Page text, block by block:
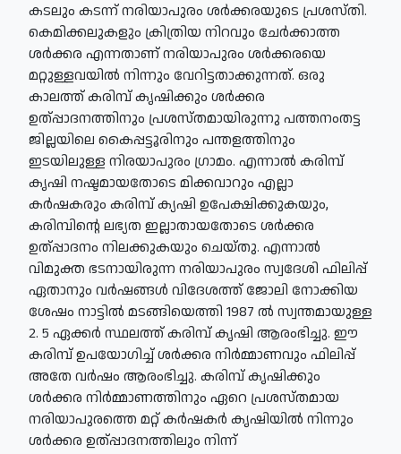
കടലും കടന്ന് നരിയാപുരം ശർക്കരയുടെ പ്രശസ്തി.
കെമിക്കലുകളും ക്രിത്രിയ നിറവും ചേർക്കാത്ത
ശർക്കര എന്നതാണ് നരിയാപുരം ശർക്കരയെ
മറ്റുള്ളവയിൽ നിന്നും വേറിട്ടതാക്കുന്നത്. ഒരു
കാലത്ത് കരിമ്പ് കൃഷിക്കും ശർക്കര
ഉത്പ്പാദനത്തിനും പ്രശസ്തമായിരുന്നു പത്തനംതട്ട
ജില്ലയിലെ കൈപ്പട്ടൂരിനും പന്തളത്തിനും
ഇടയിലുള്ള നിരയാപുരം ഗ്രാമം. എന്നാൽ കരിമ്പ്
കൃഷി നഷ്ടമായതോടെ മിക്കവാറും എല്ലാ
കർഷകരും കരിമ്പ് ക്യഷി ഉപേക്ഷിക്കുകയും,
കരിമ്പിന്റെ ലഭ്യത ഇല്ലാതായതോടെ ശർക്കര
ഉത്പ്പാദനം നിലക്കുകയും ചെയ്തു. എന്നാൽ
വിമുക്ത ഭടനായിരുന്ന നരിയാപുരം സ്വദേശി ഫിലിപ്പ്
ഏതാനും വർഷങ്ങൾ വിദേശത്ത് ജോലി നോക്കിയ
ശേഷം നാട്ടിൽ മടങ്ങിയെത്തി 1987 ൽ സ്വന്തമായുള്ള
2. 5 ഏക്കർ സ്ഥലത്ത് കരിമ്പ് കൃഷി ആരംഭിച്ചു. ഈ
കരിമ്പ് ഉപയോഗിച്ച് ശർക്കര നിർമ്മാണവും ഫിലിപ്പ്
അതേ വർഷം ആരംഭിച്ചു. കരിമ്പ് കൃഷിക്കും
ശർക്കര നിർമ്മാണത്തിനും ഏറെ പ്രശസ്തമായ
നരിയാപുരത്തെ മറ്റ് കർഷകർ കൃഷിയിൽ നിന്നും
ശർക്കര ഉത്പ്പാദനത്തിലും നിന്ന്